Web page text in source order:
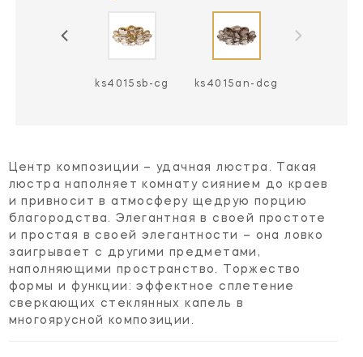
ks4015sb-cg ks4015an-dcg
Центр композиции – удачная люстра. Такая
люстра наполняет комнату сиянием до краев
и привносит в атмосферу щедрую порцию
благородства. Элегантная в своей простоте
и простая в своей элегантности – она ловко
заигрывает с другими предметами,
наполняющими пространство. Торжество
формы и функции: эффектное сплетение
сверкающих стеклянных капель в
многоярусной композиции.